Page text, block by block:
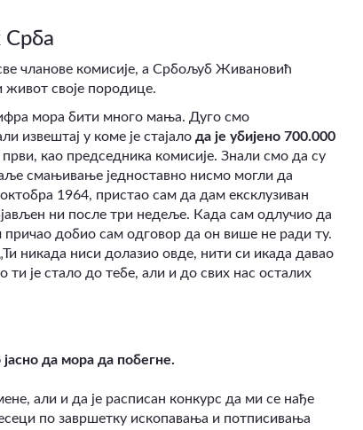
Срба
чланове комисије, а Србољуб Живановић
живот своје породице.
мора бити много мања. Дуго смо
извештај у коме је стајало да је убијено 700.000
као председника комисије. Знали смо да су
смањивање једноставно нисмо могли да
1964, пристао сам да дам ексклузиван
ни после три недеље. Када сам одлучио да
добио сам одговор да он више не ради ту.
никада ниси долазио овде, нити си икада давао
је стало до тебе, али и до свих нас осталих
да мора да побегне.
али и да је расписан конкурс да ми се нађе
по завршетку ископавања и потписивања